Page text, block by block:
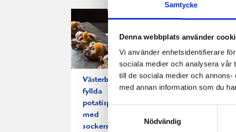
Samtycke
Denna webbplats använder
Vi använder enhetsidentifierare
sociala medier och analysera vår
till de sociala medier och
med annan information som du
Samtyckesval
Nödvändig
Västerbottensost-
fyllda
potatisplättar
med
sockerstekt lök
Crayfish gumbo